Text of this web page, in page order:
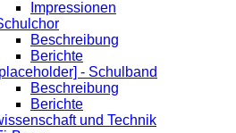
Impressionen
Beschreibung
Berichte
- Schulband
Beschreibung
Berichte
und Technik